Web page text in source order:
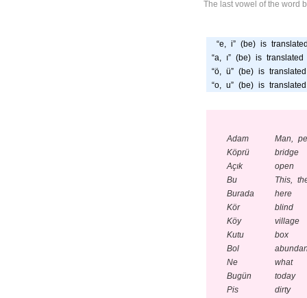
The last vowel of the word
“e, i” (be) is
“a, ı” (be) is translated
“ö, ü” (be) is
“o, u” (be) is
Adam
Man,
Köprü
bridge
Açık
open
Bu
This,
Burada
here
Kör
blind
Köy
village
Kutu
box
Bol
Ne
what
Bugün
today
Pis
dirty